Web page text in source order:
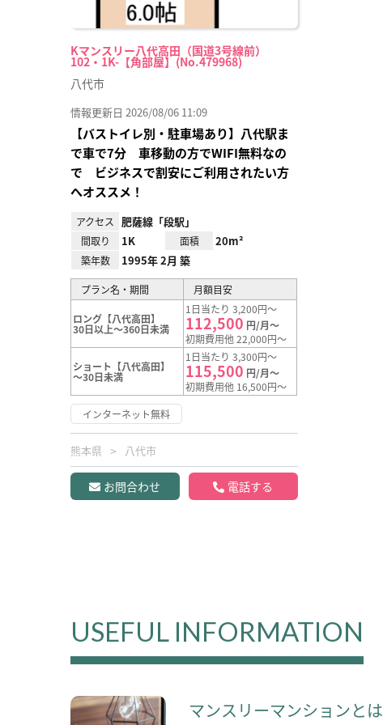
Kマンスリー八代高田（国道3号線前）
102・1K-【角部屋】(No.479968)
八代市
情報更新日 2026/08/06 11:09
【バストイレ別・駐車場あり】八代駅ま
で車で7分 車移動の方でWIFI無料なの
で ビジネスで割安にご利用されたい方
へオススメ！
アクセス 肥薩線「段駅」
間取り 1K 面積 20m²
築年数 1995年 2月 築
プラン名・期間 月額目安
ロング【八代高田】
30日以上～360日未満
1日当たり 3,200円～
112,500 円/月～
初期費用他 22,000円～
ショート【八代高田】
～30日未満
1日当たり 3,300円～
115,500 円/月～
初期費用他 16,500円～
インターネット無料
熊本県 八代市
お問合わせ 電話する
USEFUL INFORMATION
マンスリーマンションと